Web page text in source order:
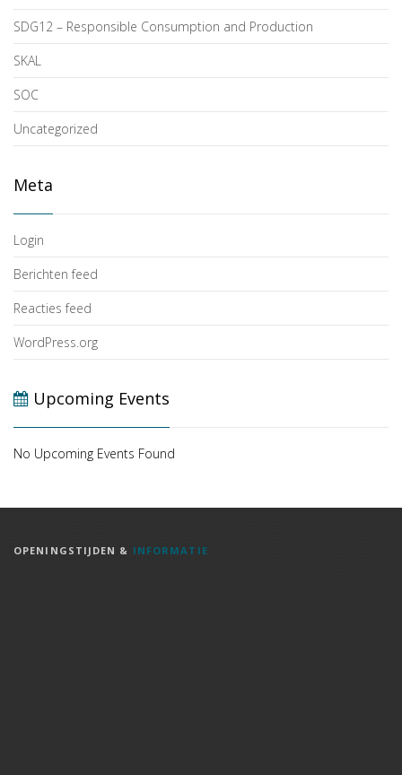
SDG12 – Responsible Consumption and Production
SKAL
SOC
Uncategorized
Meta
Login
Berichten feed
Reacties feed
WordPress.org
Upcoming Events
No Upcoming Events Found
OPENINGSTIJDEN & INFORMATIE